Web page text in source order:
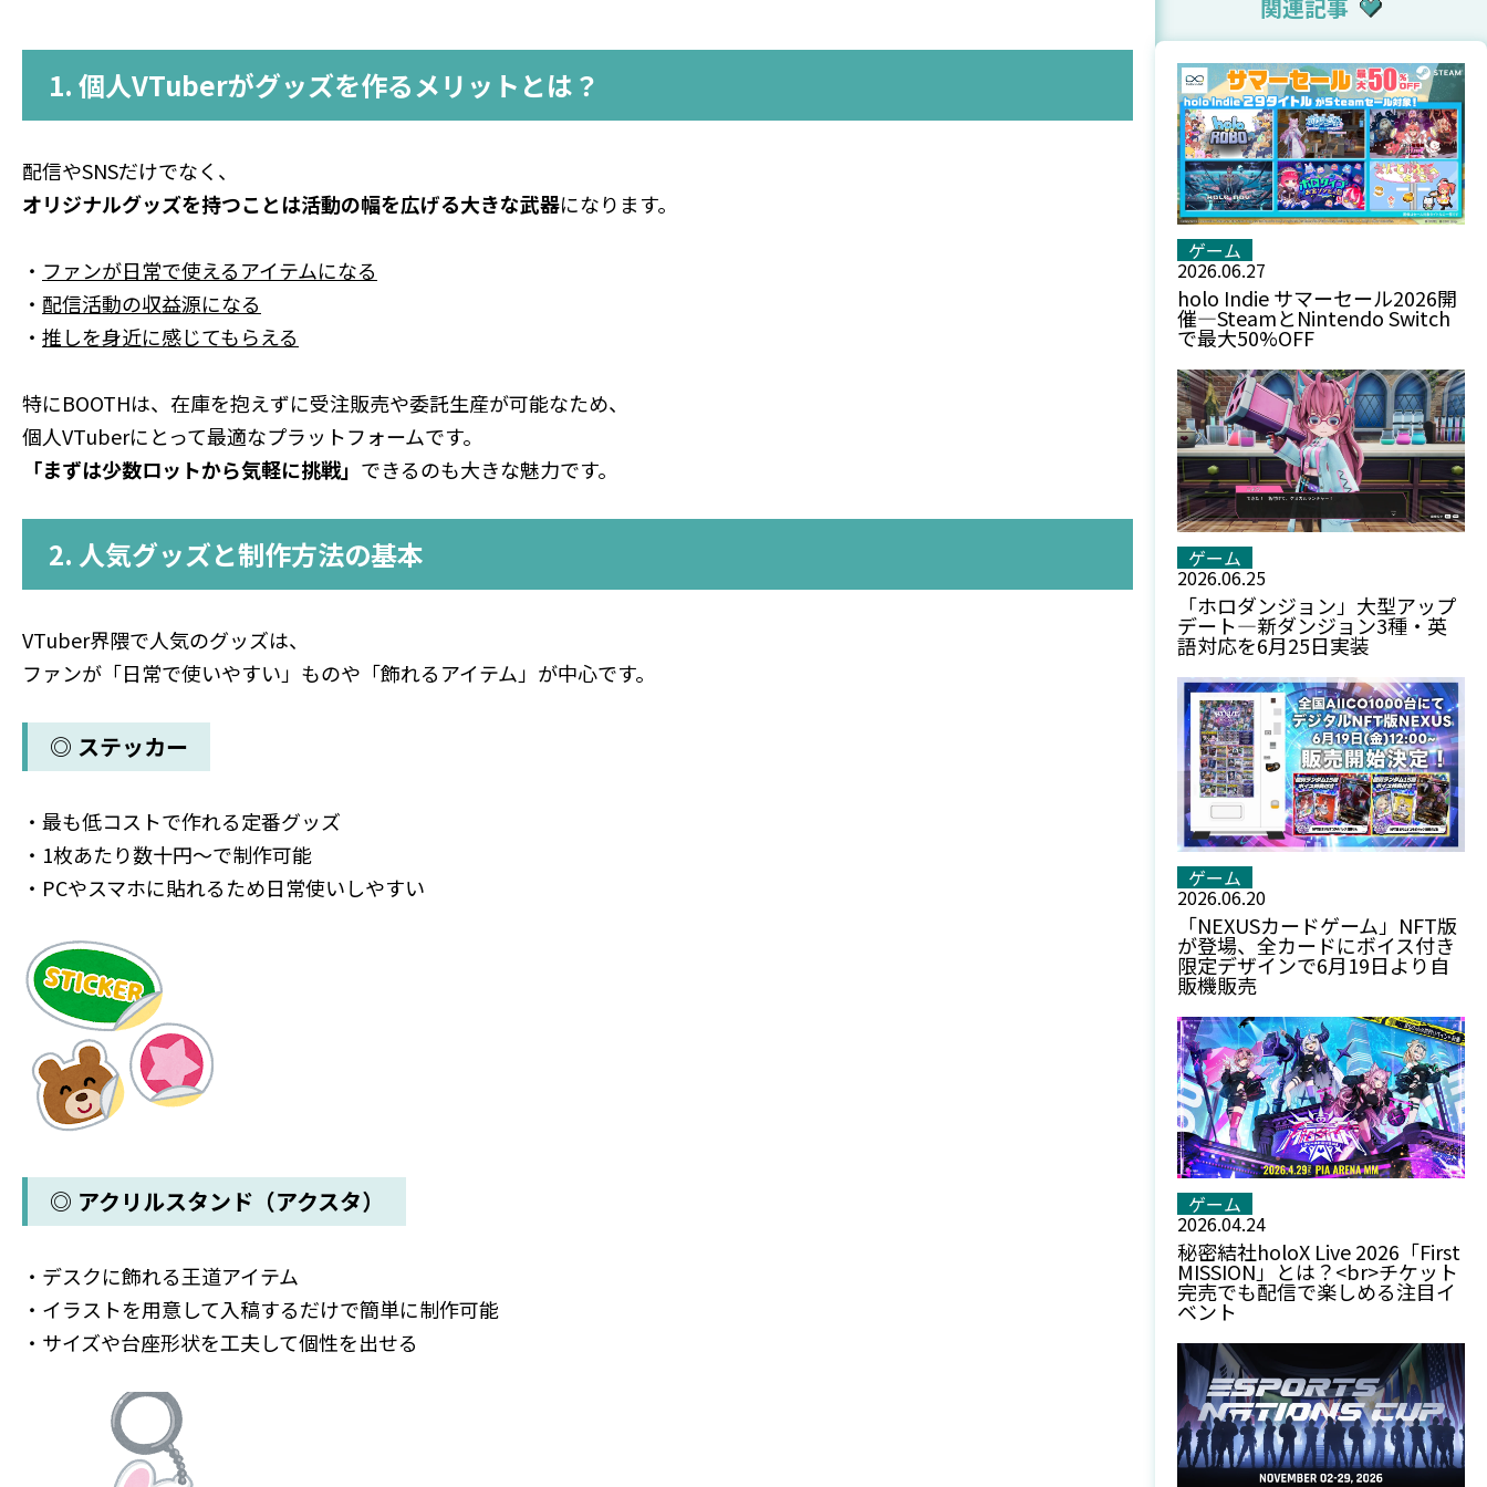
1. 個人VTuberがグッズを作るメリットとは？
配信やSNSだけでなく、
オリジナルグッズを持つことは活動の幅を広げる大きな武器になります。
・ ファンが日常で使えるアイテムになる
・ 配信活動の収益源になる
・ 推しを身近に感じてもらえる
特にBOOTHは、在庫を抱えずに受注販売や委託生産が可能なため、
個人VTuberにとって最適なプラットフォームです。
「まずは少数ロットから気軽に挑戦」 できるのも大きな魅力です。
2. 人気グッズと制作方法の基本
VTuber界隈で人気のグッズは、
ファンが「日常で使いやすい」ものや「飾れるアイテム」が中心です。
◎ ステッカー
・最も低コストで作れる定番グッズ
・1枚あたり数十円〜で制作可能
・PCやスマホに貼れるため日常使いしやすい
◎ アクリルスタンド（アクスタ）
・デスクに飾れる王道アイテム
・イラストを用意して入稿するだけで簡単に制作可能
・サイズや台座形状を工夫して個性を出せる
関連記事
ゲーム
2026.06.27
holo Indie サマーセール2026開
催—SteamとNintendo Switch
で最大50%OFF
ゲーム
2026.06.25
「ホロダンジョン」大型アップ
デート—新ダンジョン3種・英
語対応を6月25日実装
ゲーム
2026.06.20
「NEXUSカードゲーム」NFT版
が登場、全カードにボイス付き
限定デザインで6月19日より自
販機販売
ゲーム
2026.04.24
秘密結社holoX Live 2026「First
MISSION」とは？<br>チケット
完売でも配信で楽しめる注目イ
ベント